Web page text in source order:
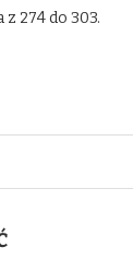
274 do 303.